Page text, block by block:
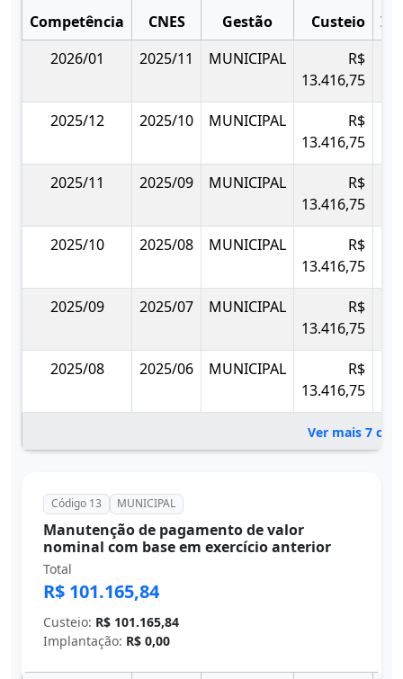
Competência CNES Gestão Custeio
2026/01
2025/11 MUNICIPAL
R$
13.416,75
2025/12 2025/10 MUNICIPAL
R$
13.416,75
2025/11 2025/09 MUNICIPAL
R$
13.416,75
2025/10 2025/08 MUNICIPAL
R$
13.416,75
2025/09 2025/07 MUNICIPAL
R$
13.416,75
2025/08 2025/06 MUNICIPAL
R$
13.416,75
Ver mais 7
Código 13 MUNICIPAL
Manutenção de pagamento de valor
nominal com base em exercício anterior
Total
R$ 101.165,84
Custeio: R$ 101.165,84
Implantação: R$ 0,00